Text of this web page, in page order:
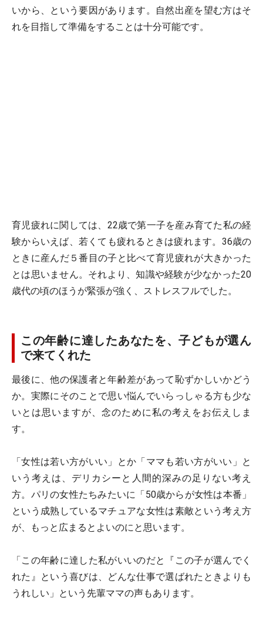
いから、という要因があります。自然出産を望む方はそ
れを目指して準備をすることは十分可能です。
育児疲れに関しては、22歳で第一子を産み育てた私の経
験からいえば、若くても疲れるときは疲れます。36歳の
ときに産んだ５番目の子と比べて育児疲れが大きかった
とは思いません。それより、知識や経験が少なかった20
歳代の頃のほうが緊張が強く、ストレスフルでした。
この年齢に達したあなたを、子どもが選ん
で来てくれた
最後に、他の保護者と年齢差があって恥ずかしいかどう
か。実際にそのことで思い悩んでいらっしゃる方も少な
いとは思いますが、念のために私の考えをお伝えしま
す。
「女性は若い方がいい」とか「ママも若い方がいい」と
いう考えは、デリカシーと人間的深みの足りない考え
方。パリの女性たちみたいに「50歳からが女性は本番」
という成熟しているマチュアな女性は素敵という考え方
が、もっと広まるとよいのにと思います。
「この年齢に達した私がいいのだと『この子が選んでく
れた』という喜びは、どんな仕事で選ばれたときよりも
うれしい」という先輩ママの声もあります。